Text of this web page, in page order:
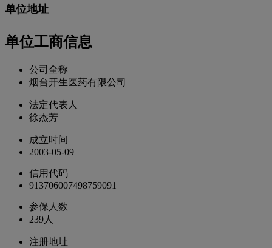
单位地址
单位工商信息
公司全称
烟台开生医药有限公司
法定代表人
徐杰芳
成立时间
2003-05-09
信用代码
913706007498759091
参保人数
239人
注册地址